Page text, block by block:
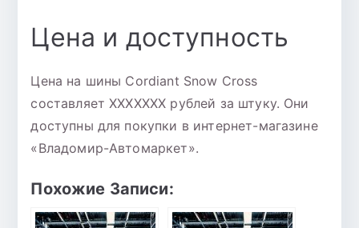
Цена и доступность
Цена на шины Cordiant Snow Cross
составляет XXXXXXX рублей за штуку. Они
доступны для покупки в интернет-магазине
«Владомир-Автомаркет».
Похожие Записи: